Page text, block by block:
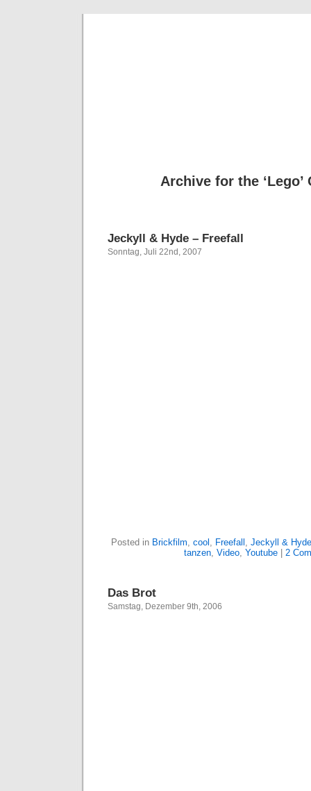
Archive for the ‘Lego’
Jeckyll & Hyde – Freefall
Sonntag, Juli 22nd, 2007
Posted in Brickfilm, cool , Freefall , Jeckyll & Hyde
tanzen, Video, Youtube| 2
Das Brot
Samstag, Dezember 9th, 2006